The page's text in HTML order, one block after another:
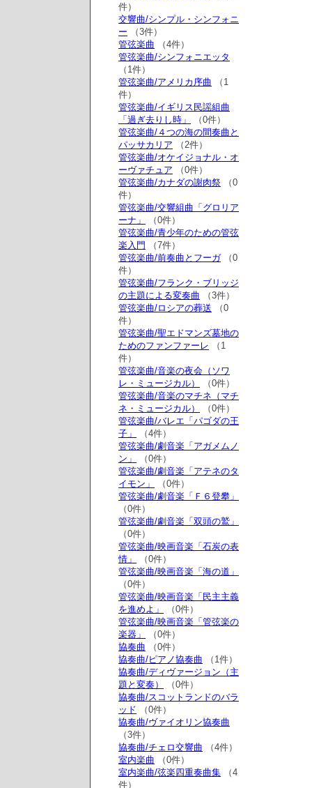
件）
交響曲/シンプル・シンフォニ
ー （3件）
管弦楽曲 （4件）
管弦楽曲/シンフォニエッタ
（1件）
管弦楽曲/アメリカ序曲 （1
件）
管弦楽曲/イギリス民謡組曲
「過ぎ去りし時」
（0件）
管弦楽曲/４つの海の間奏曲と
パッサカリア （2件）
管弦楽曲/オケイジョナル・オ
ーヴァチュア （0件）
管弦楽曲/カナダの謝肉祭 （0
件）
管弦楽曲/交響組曲「グロリア
ーナ」
（0件）
管弦楽曲/青少年のための管弦
楽入門
（7件）
管弦楽曲/前奏曲とフーガ（0
件）
管弦楽曲/フランク・ブリッジ
の主題による変奏曲 （3件）
管弦楽曲/ロシアの葬送 （0
件）
管弦楽曲/聖エドマンズ墓地の
ためのファンファーレ （1
件）
管弦楽曲/音楽の夜会（ソワ
レ・ミュージカル）
（0件）
管弦楽曲/音楽のマチネ（マチ
ネ・ミュージカル）
（0件）
管弦楽曲/バレエ「パゴダの王
子」
（4件）
管弦楽曲/劇音楽「アガメムノ
ン」
（0件）
管弦楽曲/劇音楽「アテネのタ
イモン」
（0件）
管弦楽曲/劇音楽「Ｆ６登攀」
（0件）
管弦楽曲/劇音楽「双頭の鷲」
（0件）
管弦楽曲/映画音楽「石炭の表
情」
（0件）
管弦楽曲/映画音楽「海の道」
（0件）
管弦楽曲/映画音楽「民主主義
を進めよ」
（0件）
管弦楽曲/映画音楽「管弦楽の
楽器」
（0件）
協奏曲 （0件）
協奏曲/ピアノ協奏曲 （1件）
協奏曲/ディヴァージョン（主
題と変奏）
（0件）
協奏曲/スコットランドのバラ
ッド （0件）
協奏曲/ヴァイオリン協奏曲
（3件）
協奏曲/チェロ交響曲 （4件）
室内楽曲 （0件）
室内楽曲/弦楽四重奏曲集 （4
件）